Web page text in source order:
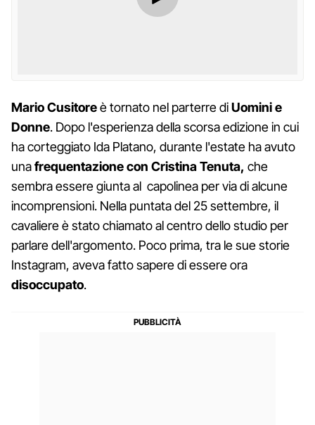
MarioCusitoreè tornato nel parterre diUomini e
Donne. Dopo l'esperienza della scorsa edizione in cui
ha corteggiato Ida Platano, durante l'estate ha avuto
unafrequentazione con Cristina Tenuta, che
sembra essere giunta al capolinea per via di alcune
incomprensioni. Nella puntata del 25 settembre, il
cavaliere è stato chiamato al centro dello studio per
parlare dell'argomento. Poco prima, tra le sue storie
Instagram, aveva fatto sapere di essere ora
disoccupato.